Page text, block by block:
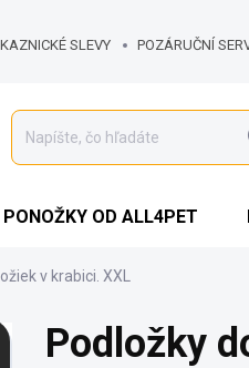
SLEVY POZÁRUČNÍ
PONOŽKY OD ALL4PET
v krabici. XXL
Podložky